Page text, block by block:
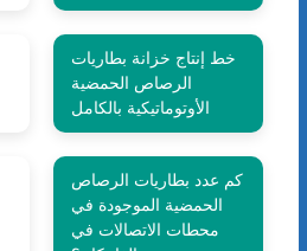
خط إنتاج خزانة بطاريات
الرصاص الحمضية
الأوتوماتيكية بالكامل
كم عدد بطاريات الرصاص
الحمضية الموجودة في
محطات الاتصالات في